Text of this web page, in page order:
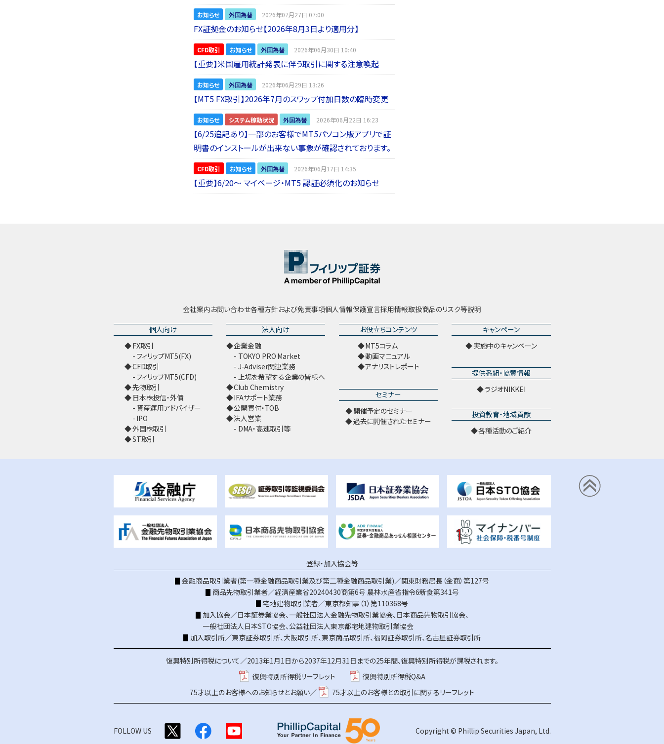
お知らせ 外国為替 2026年07月27日 07:00
FX証拠金のお知らせ【2026年8月3日より適用分】
CFD取引 お知らせ 外国為替 2026年06月30日 10:40
【重要】米国雇用統計発表に伴う取引に関する注意喚起
お知らせ 外国為替 2026年06月29日 13:26
【MT5 FX取引】2026年7月のスワップ付加日数の臨時変更
お知らせ システム稼動状況 外国為替 2026年06月22日 16:23
【6/25追記あり】一部のお客様でMT5パソコン版アプリで証
明書のインストールが出来ない事象が確認されております。
CFD取引 お知らせ 外国為替 2026年06月17日 14:35
【重要】6/20～ マイページ・MT5 認証必須化のお知らせ
会社案内お問い合わせ各種方針および免責事項個人情報保護宣言採用情報取扱商品のリスク等説明
個人向け
FX取引
フィリップMT5(FX)
CFD取引
フィリップMT5(CFD)
先物取引
日本株投信・外債
資産運用アドバイザー
IPO
外国株取引
ST取引
法人向け
企業金融
TOKYO PRO Market
J-Adviser関連業務
上場を希望する企業の皆様へ
Club Chemistry
IFAサポート業務
公開買付・TOB
法人営業
DMA・高速取引等
お役立ちコンテンツ
MT5コラム
動画マニュアル
アナリストレポート
セミナー
開催予定のセミナー
過去に開催されたセミナー
キャンペーン
実施中のキャンペーン
提供番組・協賛情報
ラジオNIKKEI
投資教育・地域貢献
各種活動のご紹介
登録・加入協会等
金融商品取引業者(第一種金融商品取引業及び第二種金融商品取引業)／関東財務局長（金商）第127号
商品先物取引業者／経済産業省20240430商第6号 農林水産省指令6新食第341号
宅地建物取引業者／東京都知事（1）第110368号
加入協会／日本証券業協会、 一般社団法人金融先物取引業協会、 日本商品先物取引協会、
一般社団法人日本STO協会、 公益社団法人東京都宅地建物取引業協会
加入取引所／東京証券取引所、大阪取引所、東京商品取引所、福岡証券取引所、名古屋証券取引所
復興特別所得税について／2013年1月1日から2037年12月31日までの25年間、復興特別所得税が課税されます。
復興特別所得税リーフレット
復興特別所得税Q&A
75才以上のお客様へのお知らせとお願い／
75才以上のお客様との取引に関するリーフレット
FOLLOW US Copyright © Phillip Securities Japan, Ltd.